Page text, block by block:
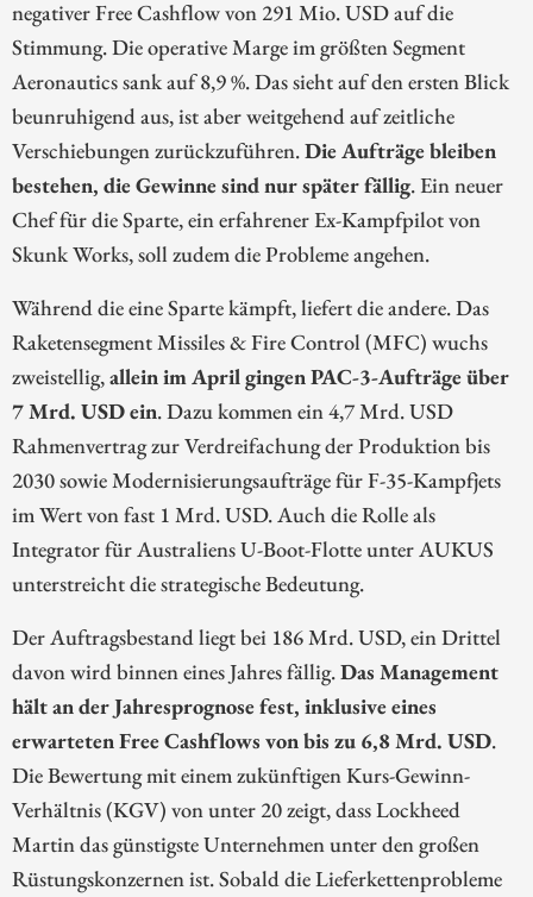
negativer Free Cashflow von 291 Mio. USD auf die
Stimmung. Die operative Marge im größten Segment
Aeronautics sank auf 8,9 %. Das sieht auf den ersten Blick
beunruhigend aus, ist aber weitgehend auf zeitliche
Verschiebungen zurückzuführen.Die Aufträge bleiben
bestehen, die Gewinne sind nur später fällig. Ein neuer
Chef für die Sparte, ein erfahrener Ex-Kampfpilot von
Skunk Works, soll zudem die Probleme angehen.
Während die eine Sparte kämpft, liefert die andere. Das
Raketensegment Missiles & Fire Control (MFC) wuchs
zweistellig,allein im April gingen PAC-3-Aufträge über
7 Mrd. USD ein. Dazu kommen ein 4,7 Mrd. USD
Rahmenvertrag zur Verdreifachung der Produktion bis
2030 sowie Modernisierungsaufträge für F-35-Kampfjets
im Wert von fast 1 Mrd. USD. Auch die Rolle als
Integrator für Australiens U-Boot-Flotte unter AUKUS
unterstreicht die strategische Bedeutung.
Der Auftragsbestand liegt bei 186 Mrd. USD, ein Drittel
davon wird binnen eines Jahres fällig.Das Management
hält an der Jahresprognose fest, inklusive eines
erwarteten Free Cashflows von bis zu 6,8 Mrd. USD.
Die Bewertung mit einem zukünftigen Kurs-Gewinn-
Verhältnis (KGV) von unter 20 zeigt, dass Lockheed
Martin das günstigste Unternehmen unter den großen
Rüstungskonzernen ist. Sobald die Lieferkettenprobleme